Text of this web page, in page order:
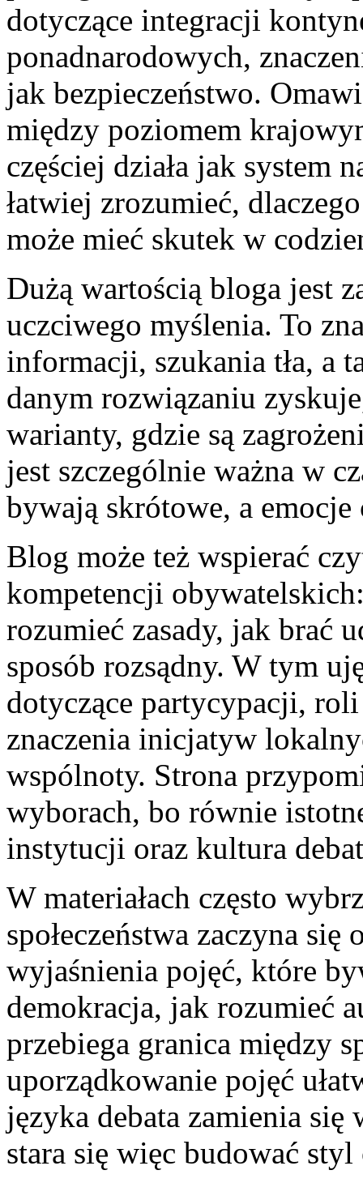
dotyczące integracji
ponadnarodowych,
jak bezpieczeństwo.
między poziomem
częściej działa jak system
łatwiej zrozumieć,
może mieć skutek w
Dużą wartością bloga jest
uczciwego myślenia. To
informacji, szukania tła, a
danym rozwiązaniu
warianty, gdzie są
jest szczególnie ważna w
bywają skrótowe, a
Blog może też wspierać
kompetencji
rozumieć zasady, jak brać
sposób rozsądny. W tym
dotyczące partycypacji,
znaczenia inicjatyw
wspólnoty. Strona
wyborach, bo równie
instytucji oraz kultura
W materiałach często
społeczeństwa zaczyna
wyjaśnienia pojęć, które
demokracja, jak rozumieć
przebiega granica między
uporządkowanie pojęć
języka debata zamienia się
stara się więc budować